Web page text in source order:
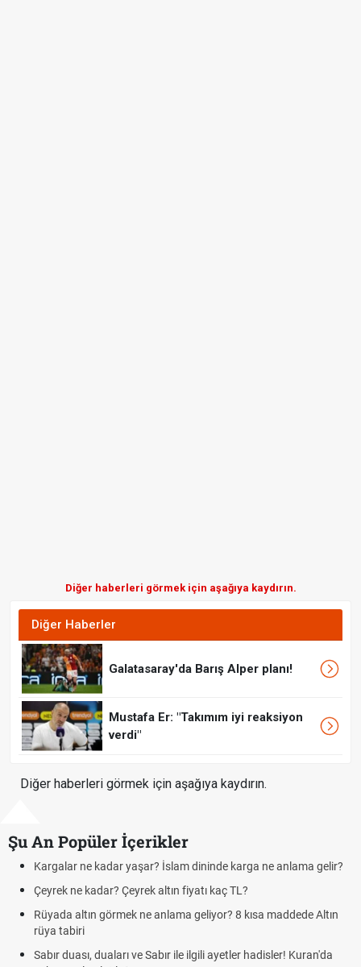
Diğer haberleri görmek için aşağıya kaydırın.
Diğer Haberler
Galatasaray'da Barış Alper planı!
Mustafa Er: "Takımım iyi reaksiyon
verdi"
Diğer haberleri görmek için aşağıya kaydırın.
Şu An Popüler İçerikler
yaşar? İslam dininde karga ne anlama gelir?
Çeyrek altın fiyatı kaç TL?
ne anlama geliyor? 8 kısa maddede Altın
ve Sabır ile ilgili ayetler hadisler! Kuran'da
Futbolda ofsayt
Cemre düştü mü?
Rüyada kedi